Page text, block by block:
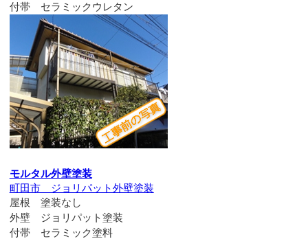
付帯 セラミックウレタン
モルタル外壁塗装
町田市 ジョリパット外壁塗装
屋根 塗装なし
外壁 ジョリパット塗装
付帯 セラミック塗料